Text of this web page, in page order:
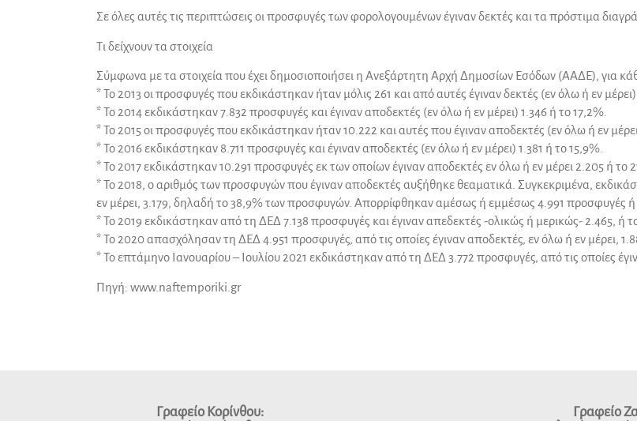
Σε όλες αυτές τις περιπτώσεις οι προσφυγές των φορολογουμένων έγιναν δεκτές και τα πρόστιμα
Τι δείχνουν τα στοιχεία
Σύμφωνα με τα στοιχεία που έχει δημοσιοποιήσει η Ανεξάρτητη Αρχή Δημοσίων Εσόδων (ΑΑΔΕ), για
* Το 2013 οι προσφυγές που εκδικάστηκαν ήταν μόλις 261 και από αυτές έγιναν δεκτές (εν όλω ή εν
* Το 2014 εκδικάστηκαν 7.832 προσφυγές και έγιναν αποδεκτές (εν όλω ή εν μέρει) 1.346 ή το 17,2%.
* Το 2015 οι προσφυγές που εκδικάστηκαν ήταν 10.222 και αυτές που έγιναν αποδεκτές (εν όλω ή εν
* Το 2016 εκδικάστηκαν 8.711 προσφυγές και έγιναν αποδεκτές (εν όλω ή εν μέρει) 1.381 ή το 15,9%.
* Το 2017 εκδικάστηκαν 10.291 προσφυγές εκ των οποίων έγιναν αποδεκτές εν όλω ή εν μέρει 2.205 ή το
* Το 2018, ο αριθμός των προσφυγών που έγιναν αποδεκτές αυξήθηκε θεαματικά. Συγκεκριμένα,
εν μέρει, 3.179, δηλαδή το 38,9% των προσφυγών. Απορρίφθηκαν αμέσως ή εμμέσως 4.991 προσφυγές ή
* Το 2019 εκδικάστηκαν από τη ΔΕΔ 7.138 προσφυγές και έγιναν απεδεκτές -ολικώς ή μερικώς- 2.465, ή
* Το 2020 απασχόλησαν τη ΔΕΔ 4.951 προσφυγές, από τις οποίες έγιναν αποδεκτές, εν όλω ή εν μέρει,
* Το επτάμηνο Ιανουαρίου – Ιουλίου 2021 εκδικάστηκαν από τη ΔΕΔ 3.772 προσφυγές, από τις οποίες
Πηγή: www.naftemporiki.gr
Γραφείο Κορίνθου:
Γραφείο